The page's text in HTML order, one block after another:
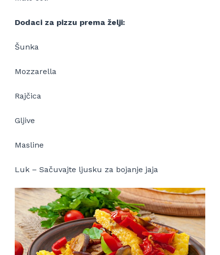
Dodaci za pizzu prema želji:
Šunka
Mozzarella
Rajčica
Gljive
Masline
Luk – Sačuvajte ljusku za bojanje jaja